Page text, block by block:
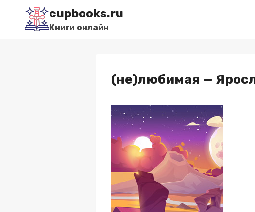
Перейти
содержимому
cupbooks.ru
Книги онлайн
(не)любимая —